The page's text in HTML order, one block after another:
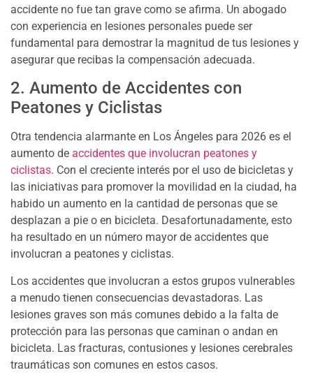
accidente no fue tan grave como se afirma. Un abogado
con experiencia en lesiones personales puede ser
fundamental para demostrar la magnitud de tus lesiones y
asegurar que recibas la compensación adecuada.
2. Aumento de Accidentes con
Peatones y Ciclistas
Otra tendencia alarmante en Los Ángeles para 2026 es el
aumento de accidentes que involucran peatones y
ciclistas. Con el creciente interés por el uso de bicicletas y
las iniciativas para promover la movilidad en la ciudad, ha
habido un aumento en la cantidad de personas que se
desplazan a pie o en bicicleta. Desafortunadamente, esto
ha resultado en un número mayor de accidentes que
involucran a peatones y ciclistas.
Los accidentes que involucran a estos grupos vulnerables
a menudo tienen consecuencias devastadoras. Las
lesiones graves son más comunes debido a la falta de
protección para las personas que caminan o andan en
bicicleta. Las fracturas, contusiones y lesiones cerebrales
traumáticas son comunes en estos casos.